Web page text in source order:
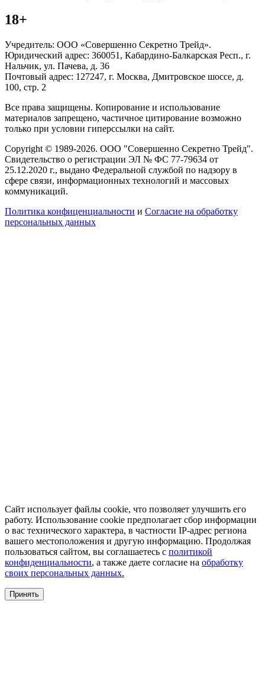
18+
Учредитель: ООО «Совершенно Секретно Трейд».
Юридический адрес: 360051, Кабардино-Балкарская Респ., г.
Нальчик, ул. Пачева, д. 36
Почтовый адрес: 127247, г. Москва, Дмитровское шоссе, д.
100, стр. 2
Все права защищены. Копирование и использование
материалов запрещено, частичное цитирование возможно
только при условии гиперссылки на сайт.
Copyright © 1989-2026. ООО "Совершенно Секретно Трейд".
Свидетельство о регистрации ЭЛ № ФС 77-79634 от
25.12.2020 г., выдано Федеральной службой по надзору в
сфере связи, информационных технологий и массовых
коммуникаций.
Политика конфиценциальности и Согласие на обработку
персональных данных
Сайт использует файлы cookie, что позволяет улучшить его
работу. Использование cookie предполагает сбор информации
о вас технического характера, в частности IP-адрес региона
вашего местоположения и другую информацию. Продолжая
пользоваться сайтом, вы соглашаетесь с политикой
конфиденциальности, а также даете согласие на обработку
своих персональных данных.
Принять